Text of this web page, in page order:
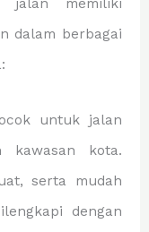
jalan memiliki
dalam berbagai
untuk jalan
kawasan kota.
serta mudah
dengan